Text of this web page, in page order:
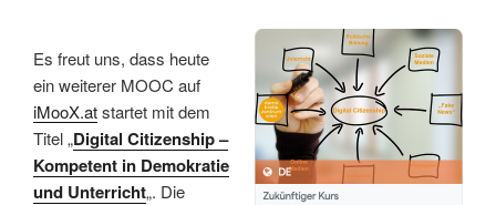
Es freut uns, dass heute
ein weiterer MOOC auf
iMooX.atstartet mit dem
Titel „Digital Citizenship –
Kompetent in Demokratie
und Unterricht„. Die